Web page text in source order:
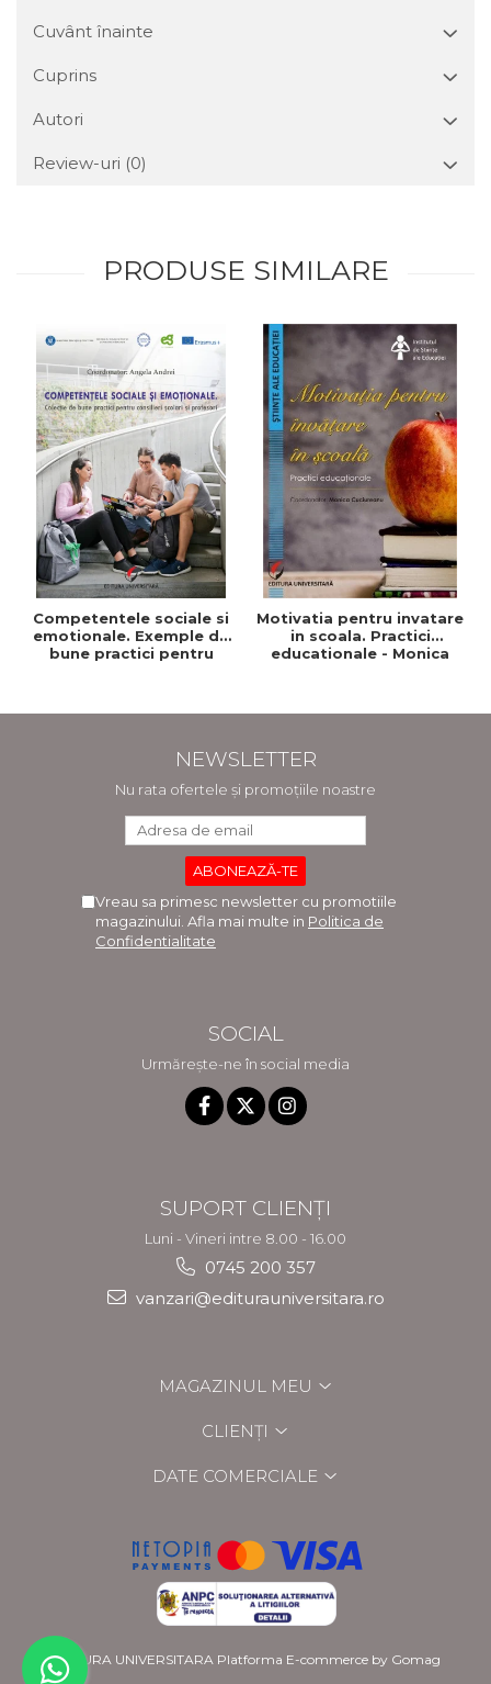
Cuvânt înainte
Cuprins
Autori
Review-uri (0)
PRODUSE SIMILARE
Competentele sociale si
emotionale. Exemple de
bune practici pentru
Motivatia pentru invatare
in scoala. Practici
educationale - Monica
NEWSLETTER
Nu rata ofertele și promoțiile noastre
Vreau sa primesc newsletter cu promotiile
magazinului. Afla mai multe in Politica de
Confidentialitate
SOCIAL
Urmărește-ne în social media
SUPORT CLIENȚI
Luni - Vineri intre 8.00 - 16.00
0745 200 357
vanzari@editurauniversitara.ro
MAGAZINUL MEU
CLIENȚI
DATE COMERCIALE
EDITURA UNIVERSITARA Platforma E-commerce by Gomag